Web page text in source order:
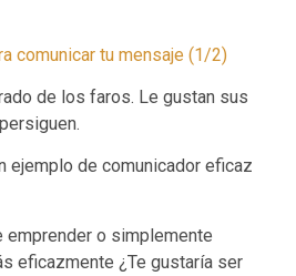
comunicar tu mensaje (1/2)
de los faros. Le gustan sus
ejemplo de comunicador eficaz
emprender o simplemente
eficazmente ¿Te gustaría ser